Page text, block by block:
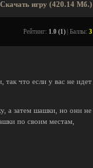
Скачать игру (420.14 Мб.)
Рейтинг: 1.0 (1) | Баллы: 3
так что если у вас не идет
а затем шашки, но они не
по своим местам,